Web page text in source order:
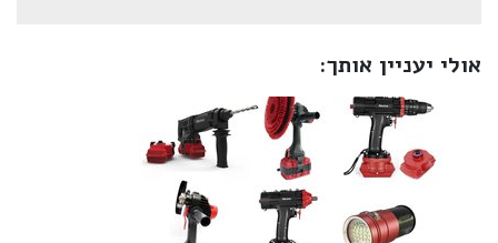
אולי יעניין אותך: